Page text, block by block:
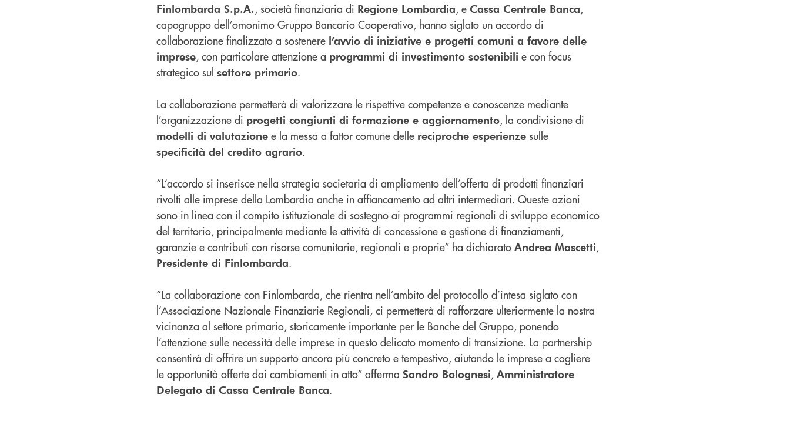
Finlombarda S.p.A., società finanziaria di Regione Lombardia, e Cassa Centrale Banca,
capogruppo dell’omonimo Gruppo Bancario Cooperativo, hanno siglato un accordo di
collaborazione finalizzato a sostenere l’avvio di iniziative e progetti comuni a favore delle
imprese, con particolare attenzione a programmi di investimento sostenibili e con focus
strategico sul settore primario.
La collaborazione permetterà di valorizzare le rispettive competenze e conoscenze mediante
l’organizzazione di progetti congiunti di formazione e aggiornamento, la condivisione di
modelli di valutazione e la messa a fattor comune delle reciproche esperienze sulle
specificità del credito agrario.
“L’accordo si inserisce nella strategia societaria di ampliamento dell’offerta di prodotti finanziari
rivolti alle imprese della Lombardia anche in affiancamento ad altri intermediari. Queste azioni
sono in linea con il compito istituzionale di sostegno ai programmi regionali di sviluppo economico
del territorio, principalmente mediante le attività di concessione e gestione di finanziamenti,
garanzie e contributi con risorse comunitarie, regionali e proprie” ha dichiarato Andrea Mascetti,
Presidente di Finlombarda.
“La collaborazione con Finlombarda, che rientra nell’ambito del protocollo d’intesa siglato con
l’Associazione Nazionale Finanziarie Regionali, ci permetterà di rafforzare ulteriormente la nostra
vicinanza al settore primario, storicamente importante per le Banche del Gruppo, ponendo
l’attenzione sulle necessità delle imprese in questo delicato momento di transizione. La partnership
consentirà di offrire un supporto ancora più concreto e tempestivo, aiutando le imprese a cogliere
le opportunità offerte dai cambiamenti in atto” afferma Sandro Bolognesi, Amministratore
Delegato di Cassa Centrale Banca.